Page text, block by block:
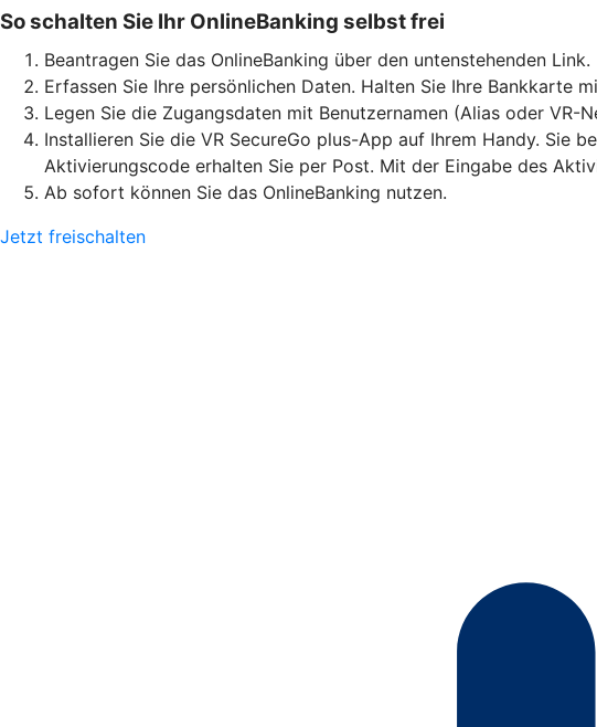
So schalten Sie Ihr OnlineBanking selbst frei
Beantragen Sie das OnlineBanking über den untenstehenden Link.
Erfassen Sie Ihre persönlichen Daten. Halten Sie Ihre Bankkarte
Legen Sie die Zugangsdaten mit Benutzernamen (Alias oder VR-
Installieren Sie die VR SecureGo plus-App auf Ihrem Handy. Sie
Aktivierungscode erhalten Sie per Post. Mit der Eingabe des
Ab sofort können Sie das OnlineBanking nutzen.
Jetzt freischalten